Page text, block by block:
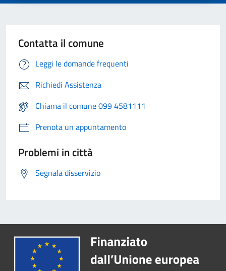
Contatta il comune
Leggi le domande frequenti
Richiedi Assistenza
Chiama il comune 099 4581111
Prenota un appuntamento
Problemi in città
Segnala disservizio